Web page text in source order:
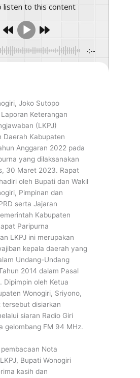
Wonogiri Akhir Tahun Anggaran
DPRD Kabupaten Wonogiri
listen to this content
-:--
Joko Sutopo
Keterangan
(LKPJ)
Daerah Kabupaten
Anggaran 2022 pada
yang dilaksanakan
30 Maret 2023. Rapat
oleh Bupati dan Wakil
Pimpinan dan
serta Jajaran
Kabupaten
Paripurna
LKPJ ini merupakan
kepala daerah yang
Undang-Undang
2014 dalam Pasal
Dipimpin oleh Ketua
Wonogiri, Sriyono,
tersebut disiarkan
siaran Radio Giri
gelombang FM 94 MHz.
Nota
Bupati Wonogiri
kasih dan